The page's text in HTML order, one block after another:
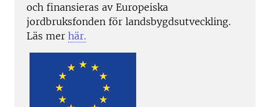
och finansieras av Europeiska
jordbruksfonden för landsbygdsutveckling.
Läs mer här.